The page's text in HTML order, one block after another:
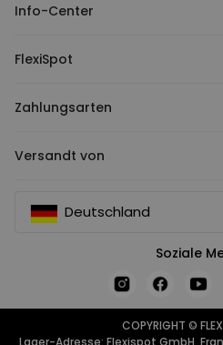
Info-Center
FlexiSpot
Zahlungsarten
Versandt von
Deutschland
Soziale
COPYRIGHT ©
Lager-Adresse: Flexispot GmbH,